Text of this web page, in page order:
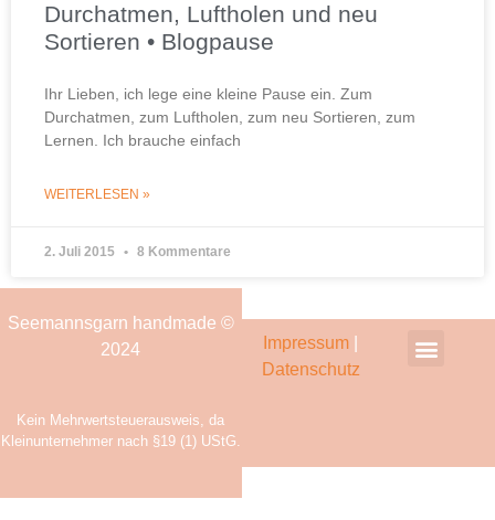
Durchatmen, Luftholen und neu
Sortieren • Blogpause
Ihr Lieben, ich lege eine kleine Pause ein. Zum
Durchatmen, zum Luftholen, zum neu Sortieren, zum
Lernen. Ich brauche einfach
WEITERLESEN »
2. Juli 2015 8 Kommentare
Seemannsgarn handmade ©
2024
Kein Mehrwertsteuerausweis, da
Kleinunternehmer nach §19 (1) UStG.
Impressum
Datenschutz